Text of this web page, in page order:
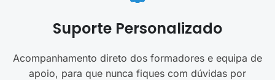
Suporte Personalizado
Acompanhamento direto dos formadores e equipa de
apoio, para que nunca fiques com dúvidas por